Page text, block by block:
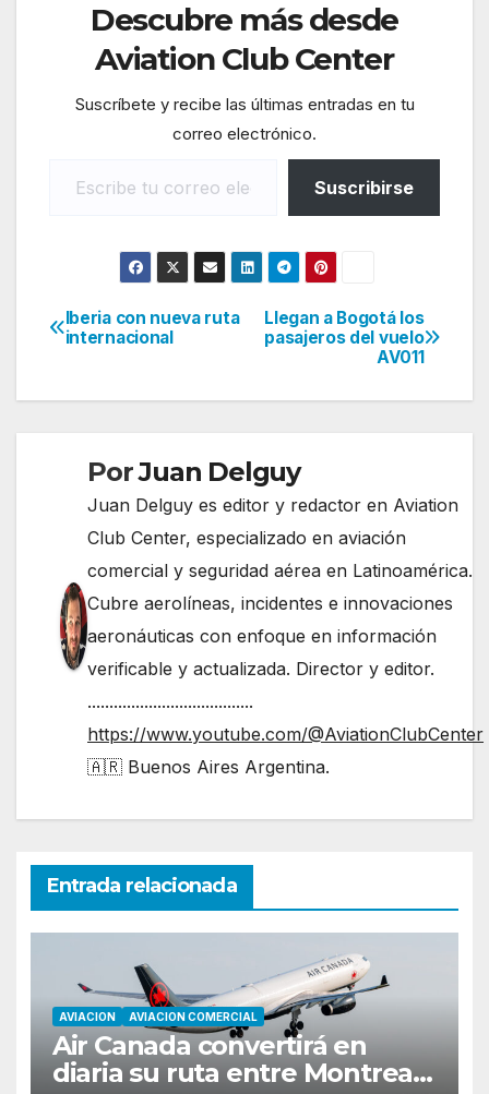
Descubre más desde
Aviation Club Center
Suscríbete y recibe las últimas entradas en tu
correo electrónico.
Suscribirse
Navegación
Llegan a Bogotá los
pasajeros del vuelo
AV011
Iberia con nueva ruta
internacional
PorJuan Delguy
Juan Delguy es editor y redactor en Aviation
Club Center, especializado en aviación
comercial y seguridad aérea en Latinoamérica.
Cubre aerolíneas, incidentes e innovaciones
aeronáuticas con enfoque en información
verificable y actualizada. Director y editor.
......................................
https://www.youtube.com/@AviationClubCenter
🇦🇷 Buenos Aires Argentina.
Entrada relacionada
AVIACION AVIACION COMERCIAL
Air Canada convertirá en
diaria su ruta entre Montreal